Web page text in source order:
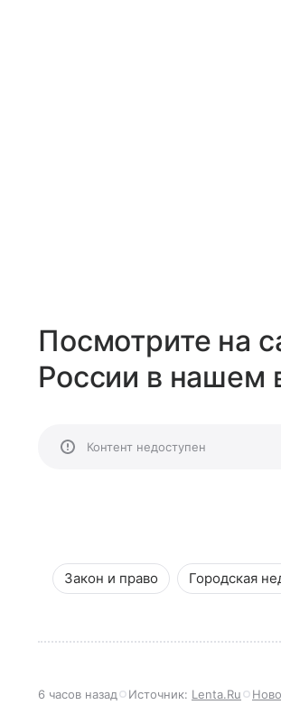
Посмотрите на
России в нашем
Контент недоступен
Закон и право Городская
6 часов назад Источник: Lenta.Ru